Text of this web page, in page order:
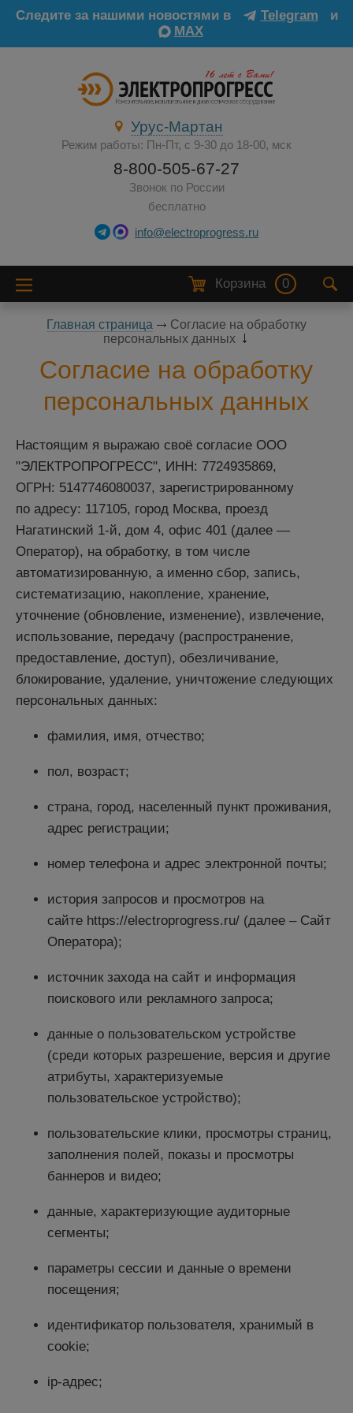
Следите за нашими новостями в Telegram
и
MAX
Урус-Мартан
Режим работы: Пн-Пт, с 9-30 до 18-00, мск
8-800-505-67-27
Звонок по России
бесплатно
info@electroprogress.ru
Корзина 0
Главная страница
Согласие на обработку
персональных данных
Согласие на обработку
персональных данных
Настоящим я выражаю своё согласие ООО
"ЭЛЕКТРОПРОГРЕСС", ИНН: 7724935869,
ОГРН: 5147746080037, зарегистрированному
по адресу: 117105, город Москва, проезд
Нагатинский 1-й, дом 4, офис 401 (далее —
Оператор), на обработку, в том числе
автоматизированную, а именно сбор, запись,
систематизацию, накопление, хранение,
уточнение (обновление, изменение), извлечение,
использование, передачу (распространение,
предоставление, доступ), обезличивание,
блокирование, удаление, уничтожение следующих
персональных данных:
фамилия, имя, отчество;
пол, возраст;
страна, город, населенный пункт проживания,
адрес регистрации;
номер телефона и адрес электронной почты;
история запросов и просмотров на
сайте https://electroprogress.ru/ (далее – Сайт
Оператора);
источник захода на сайт и информация
поискового или рекламного запроса;
данные о пользовательском устройстве
(среди которых разрешение, версия и другие
атрибуты, характеризуемые
пользовательское устройство);
пользовательские клики, просмотры страниц,
заполнения полей, показы и просмотры
баннеров и видео;
данные, характеризующие аудиторные
сегменты;
параметры сессии и данные о времени
посещения;
идентификатор пользователя, хранимый в
cookie;
ip-адрес;